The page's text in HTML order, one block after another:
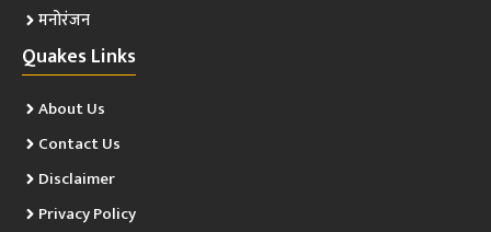
मनोरंजन
Quakes Links
About Us
Contact Us
Disclaimer
Privacy Policy